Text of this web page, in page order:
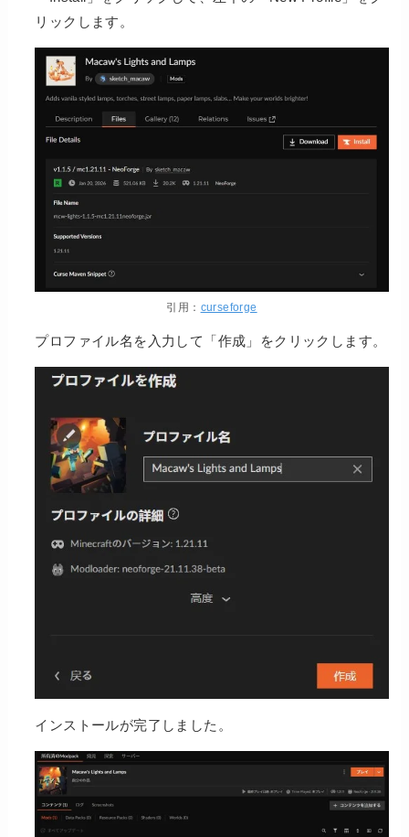
リックします。
引用： curseforge
プロファイル名を入力して「作成」をクリックします。
インストールが完了しました。